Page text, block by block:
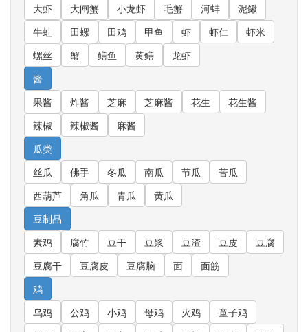
大虾
大闸蟹 小龙虾 毛蟹 河蚌
泥鳅
牛蛙
田螺 田鸡 甲鱼 虾 虾仁
虾米
螺丝
蟹 鳝鱼 黄鳝
龙虾
酱
果酱
炸酱 芝麻 芝麻酱 花生
花生酱
辣椒
辣椒酱
麻酱
瓜类
丝瓜
佛手 冬瓜 南瓜 节瓜
苦瓜
西葫芦
角瓜 青瓜
黄瓜
豆制品
素鸡
腐竹 豆干 豆浆 豆渣 豆皮
豆腐
豆腐干
豆腐皮 豆腐脑 面
面筋
鸡
乌鸡
公鸡 小鸡 母鸡 火鸡
童子鸡